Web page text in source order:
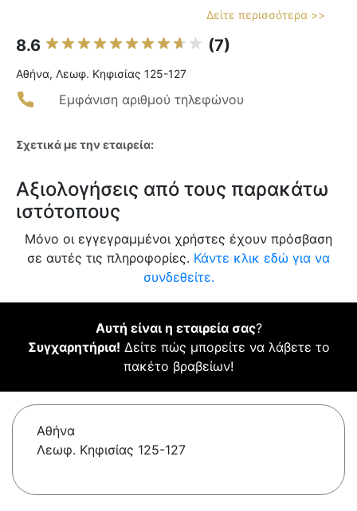
Δείτε περισσότερα >>
8.6 (7)
Αθήνα, Λεωφ. Κηφισίας 125-127
Εμφάνιση αριθμού τηλεφώνου
Σχετικά με την εταιρεία:
Αξιολογήσεις από τους παρακάτω
ιστότοπους
Μόνο οι εγγεγραμμένοι χρήστες έχουν πρόσβαση
σε αυτές τις πληροφορίες. Κάντε κλικ εδώ για να
συνδεθείτε.
Αυτή είναι η εταιρεία σας?
Συγχαρητήρια! Δείτε πώς μπορείτε να λάβετε το
πακέτο βραβείων!
Αθήνα
Λεωφ. Κηφισίας 125-127